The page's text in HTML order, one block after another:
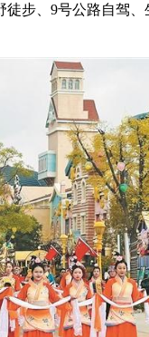
步、9号公路自驾